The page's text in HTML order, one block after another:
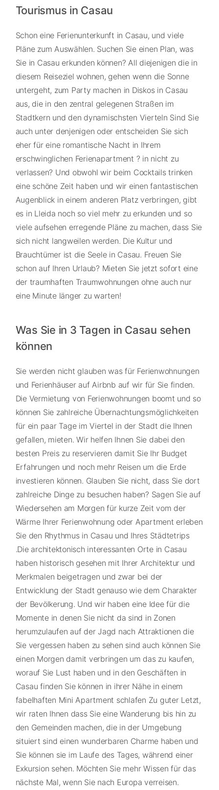
Tourismus in Casau
Schon eine Ferienunterkunft in Casau, und viele
Pläne zum Auswählen. Suchen Sie einen Plan, was
Sie in Casau erkunden können? All diejenigen die in
diesem Reiseziel wohnen, gehen wenn die Sonne
untergeht, zum Party machen in Diskos in Casau
aus, die in den zentral gelegenen Straßen im
Stadtkern und den dynamischsten Vierteln Sind Sie
auch unter denjenigen oder entscheiden Sie sich
eher für eine romantische Nacht in Ihrem
erschwinglichen Ferienapartment ? in nicht zu
verlassen? Und obwohl wir beim Cocktails trinken
eine schöne Zeit haben und wir einen fantastischen
Augenblick in einem anderen Platz verbringen, gibt
es in Lleida noch so viel mehr zu erkunden und so
viele aufsehen erregende Pläne zu machen, dass Sie
sich nicht langweilen werden. Die Kultur und
Brauchtümer ist die Seele in Casau. Freuen Sie
schon auf Ihren Urlaub? Mieten Sie jetzt sofort eine
der traumhaften Traumwohnungen ohne auch nur
eine Minute länger zu warten!
Was Sie in 3 Tagen in Casau sehen
können
Sie werden nicht glauben was für Ferienwohnungen
und Ferienhäuser auf Airbnb auf wir für Sie finden.
Die Vermietung von Ferienwohnungen boomt und so
können Sie zahlreiche Übernachtungsmöglichkeiten
für ein paar Tage im Viertel in der Stadt die Ihnen
gefallen, mieten. Wir helfen Ihnen Sie dabei den
besten Preis zu reservieren damit Sie Ihr Budget
Erfahrungen und noch mehr Reisen um die Erde
investieren können. Glauben Sie nicht, dass Sie dort
zahlreiche Dinge zu besuchen haben? Sagen Sie auf
Wiedersehen am Morgen für kurze Zeit vom der
Wärme Ihrer Ferienwohnung oder Apartment erleben
Sie den Rhythmus in Casau und Ihres Städtetrips
.Die architektonisch interessanten Orte in Casau
haben historisch gesehen mit Ihrer Architektur und
Merkmalen beigetragen und zwar bei der
Entwicklung der Stadt genauso wie dem Charakter
der Bevölkerung. Und wir haben eine Idee für die
Momente in denen Sie nicht da sind in Zonen
herumzulaufen auf der Jagd nach Attraktionen die
Sie vergessen haben zu sehen sind auch können Sie
einen Morgen damit verbringen um das zu kaufen,
worauf Sie Lust haben und in den Geschäften in
Casau finden Sie können in ihrer Nähe in einem
fabelhaften Mini Apartment schlafen Zu guter Letzt,
wir raten Ihnen dass Sie eine Wanderung bis hin zu
den Gemeinden machen, die in der Umgebung
situiert sind einen wunderbaren Charme haben und
Sie können sie im Laufe des Tages, während einer
Exkursion sehen. Möchten Sie mehr Wissen für das
nächste Mal, wenn Sie nach Europa verreisen.